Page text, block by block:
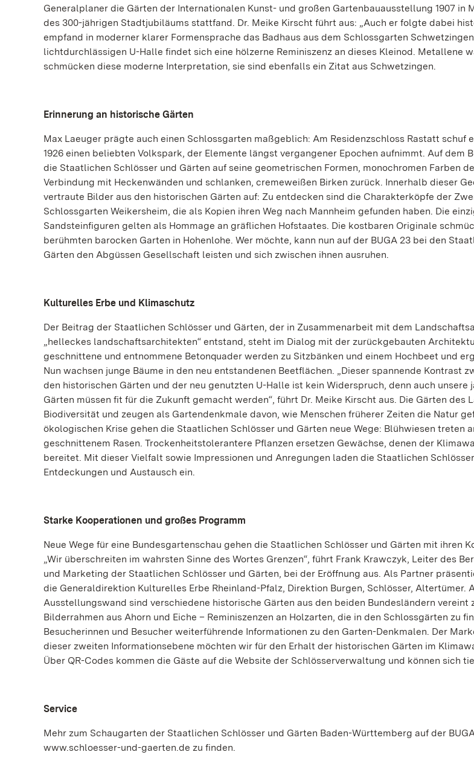
Generalplaner die Gärten der Internationalen Kunst- und großen Gartenbauausstellung 1907 in
des 300-jährigen Stadtjubiläums stattfand. Dr. Meike Kirscht führt aus: „Auch er folgte dabei
empfand in moderner klarer Formensprache das Badhaus aus dem Schlossgarten
lichtdurchlässigen U-Halle findet sich eine hölzerne Reminiszenz an dieses Kleinod. Metallene
schmücken diese moderne Interpretation, sie sind ebenfalls ein Zitat aus Schwetzingen.
Erinnerung an historische Gärten
Max Laeuger prägte auch einen Schlossgarten maßgeblich: Am Residenzschloss Rastatt schuf
1926 einen beliebten Volkspark, der Elemente längst vergangener Epochen aufnimmt. Auf dem
die Staatlichen Schlösser und Gärten auf seine geometrischen Formen, monochromen Farben
Verbindung mit Heckenwänden und schlanken, cremeweißen Birken zurück. Innerhalb dieser
vertraute Bilder aus den historischen Gärten auf: Zu entdecken sind die Charakterköpfe der
Schlossgarten Weikersheim, die als Kopien ihren Weg nach Mannheim gefunden haben. Die
Sandsteinfiguren gelten als Hommage an gräflichen Hofstaates. Die kostbaren Originale
berühmten barocken Garten in Hohenlohe. Wer möchte, kann nun auf der BUGA 23 bei den
Gärten den Abgüssen Gesellschaft leisten und sich zwischen ihnen ausruhen.
Kulturelles Erbe und Klimaschutz
Der Beitrag der Staatlichen Schlösser und Gärten, der in Zusammenarbeit mit dem
„helleckes landschaftsarchitekten“ entstand, steht im Dialog mit der zurückgebauten
geschnittene und entnommene Betonquader werden zu Sitzbänken und einem Hochbeet und
Nun wachsen junge Bäume in den neu entstandenen Beetflächen. „Dieser spannende Kontrast
den historischen Gärten und der neu genutzten U-Halle ist kein Widerspruch, denn auch unsere
Gärten müssen fit für die Zukunft gemacht werden“, führt Dr. Meike Kirscht aus. Die Gärten des
Biodiversität und zeugen als Gartendenkmale davon, wie Menschen früherer Zeiten die Natur
ökologischen Krise gehen die Staatlichen Schlösser und Gärten neue Wege: Blühwiesen treten
geschnittenem Rasen. Trockenheitstolerantere Pflanzen ersetzen Gewächse, denen der
bereitet. Mit dieser Vielfalt sowie Impressionen und Anregungen laden die Staatlichen
Entdeckungen und Austausch ein.
Starke Kooperationen und großes Programm
Neue Wege für eine Bundesgartenschau gehen die Staatlichen Schlösser und Gärten mit ihren
„Wir überschreiten im wahrsten Sinne des Wortes Grenzen“, führt Frank Krawczyk, Leiter des
und Marketing der Staatlichen Schlösser und Gärten, bei der Eröffnung aus. Als Partner
die Generaldirektion Kulturelles Erbe Rheinland-Pfalz, Direktion Burgen, Schlösser, Altertümer.
Ausstellungswand sind verschiedene historische Gärten aus den beiden Bundesländern vereint
Bilderrahmen aus Ahorn und Eiche – Reminiszenzen an Holzarten, die in den Schlossgärten zu
Besucherinnen und Besucher weiterführende Informationen zu den Garten-Denkmalen. Der
dieser zweiten Informationsebene möchten wir für den Erhalt der historischen Gärten im
Über QR-Codes kommen die Gäste auf die Website der Schlösserverwaltung und können sich
Service
Mehr zum Schaugarten der Staatlichen Schlösser und Gärten Baden-Württemberg auf der
www.schloesser-und-gaerten.de zu finden.